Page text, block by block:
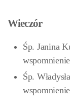
Wieczór
Śp. Janina
Śp.